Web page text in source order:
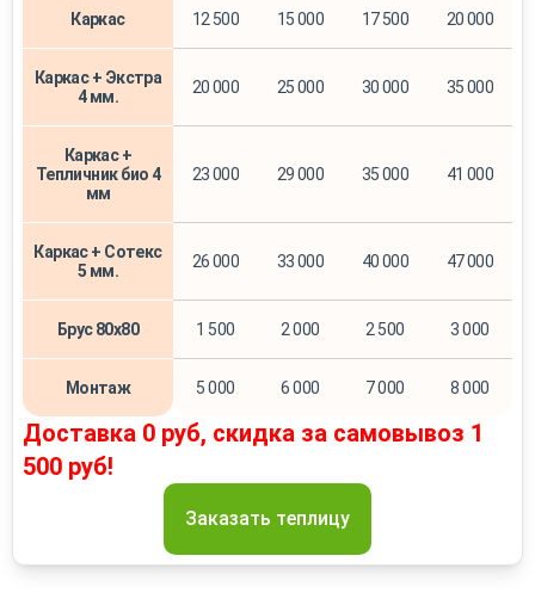
Каркас 12 500 15 000 17 500 20 000
Каркас + Экстра
4 мм.
20 000 25 000 30 000 35 000
Каркас +
Тепличник био 4
мм
23 000 29 000 35 000 41 000
Каркас + Сотекс
5 мм.
26 000 33 000 40 000 47 000
Брус 80х80 1 500 2 000 2 500 3 000
Монтаж 5 000 6 000 7 000 8 000
Доставка 0 руб, скидка за самовывоз 1
500 руб!
Заказать теплицу